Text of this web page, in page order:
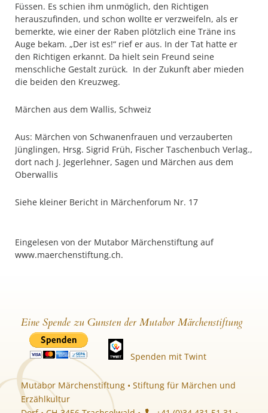
Füssen. Es schien ihm unmöglich, den Richtigen
herauszufinden, und schon wollte er verzweifeln, als er
bemerkte, wie einer der Raben plötzlich eine Träne ins
Auge bekam. „Der ist es!“ rief er aus. In der Tat hatte er
den Richtigen erkannt. Da hielt sein Freund seine
menschliche Gestalt zurück. In der Zukunft aber mieden
die beiden den Kreuzweg.​​​​​​
Märchen aus dem Wallis, Schweiz
Aus: Märchen von Schwanenfrauen und verzauberten
Jünglingen, Hrsg. Sigrid Früh, Fischer Taschenbuch Verlag.,
dort nach J. Jegerlehner, Sagen und Märchen aus dem
Oberwallis
Siehe kleiner Bericht in Märchenforum Nr. 17
Eingelesen von der Mutabor Märchenstiftung auf
www.maerchenstiftung.ch.
Eine Spende zu Gunsten der Mutabor Märchenstiftung
Spenden mit Twint
Mutabor Märchenstiftung • Stiftung für Märchen und
Erzählkultur